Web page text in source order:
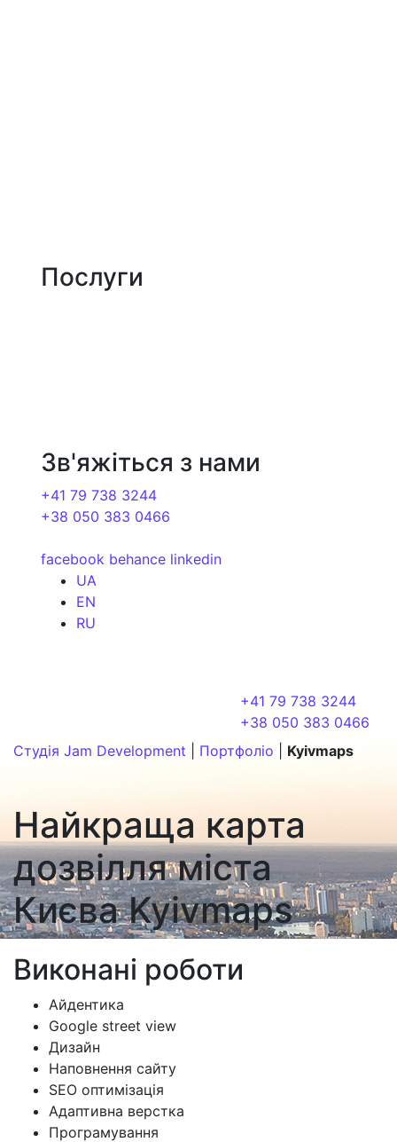
Послуги
Зв'яжіться з нами
+41 79 738 3244
+38 050 383 0466
facebook behance linkedin
UA
EN
RU
+41 79 738 3244
+38 050 383 0466
Студія Jam Development
Портфоліо Kyivmaps
Найкраща карта
дозвілля міста
КиєваKyivmaps
Виконані роботи
Айдентика
Google street view
Дизайн
Наповнення сайту
SEO оптимізація
Адаптивна верстка
Програмування